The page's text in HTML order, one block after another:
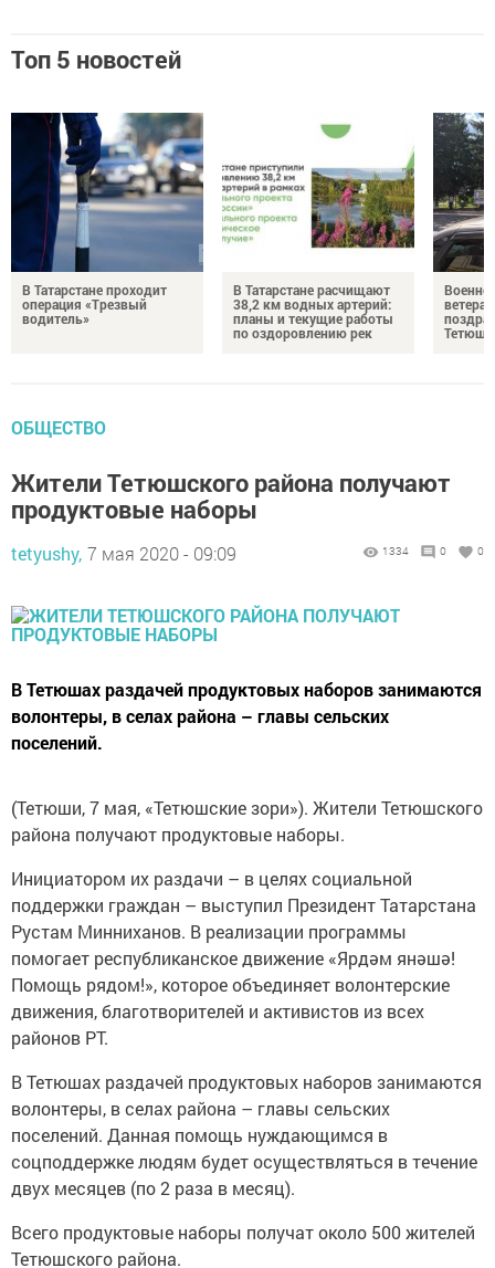
Топ 5 новостей
В Татарстане проходит
операция «Трезвый
водитель»
В Татарстане расчищают
38,2 км водных артерий:
планы и текущие работы
по оздоровлению рек
ОБЩЕСТВО
Жители Тетюшского района получают
продуктовые наборы
tetyushy, 7 мая 2020 - 09:09 1334 0 0
В Тетюшах раздачей продуктовых наборов занимаются
волонтеры, в селах района – главы сельских
поселений.
(Тетюши, 7 мая, «Тетюшские зори»). Жители Тетюшского
района получают продуктовые наборы.
Инициатором их раздачи – в целях социальной
поддержки граждан – выступил Президент Татарстана
Рустам Минниханов. В реализации программы
помогает республиканское движение «Ярдәм янәшә!
Помощь рядом!», которое объединяет волонтерские
движения, благотворителей и активистов из всех
районов РТ.
В Тетюшах раздачей продуктовых наборов занимаются
волонтеры, в селах района – главы сельских
поселений. Данная помощь нуждающимся в
соцподдержке людям будет осуществляться в течение
двух месяцев (по 2 раза в месяц).
Всего продуктовые наборы получат около 500 жителей
Тетюшского района.